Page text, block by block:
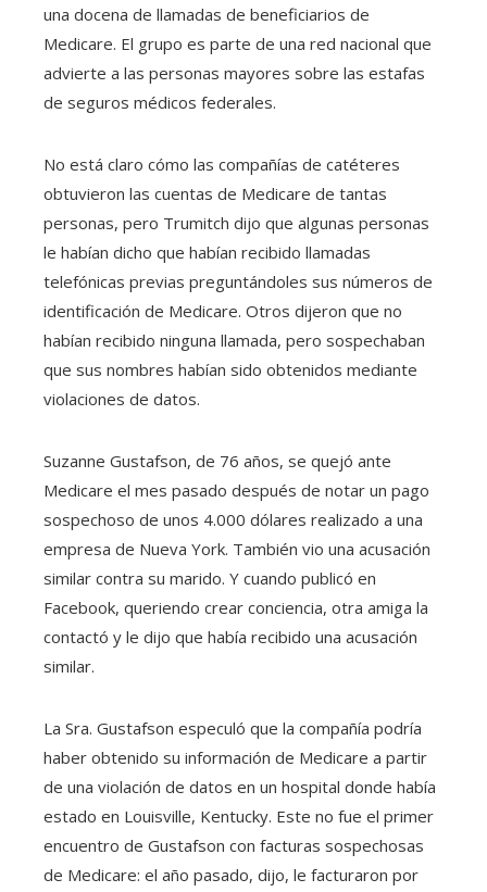
una docena de llamadas de beneficiarios de
Medicare. El grupo es parte de una red nacional que
advierte a las personas mayores sobre las estafas
de seguros médicos federales.
No está claro cómo las compañías de catéteres
obtuvieron las cuentas de Medicare de tantas
personas, pero Trumitch dijo que algunas personas
le habían dicho que habían recibido llamadas
telefónicas previas preguntándoles sus números de
identificación de Medicare. Otros dijeron que no
habían recibido ninguna llamada, pero sospechaban
que sus nombres habían sido obtenidos mediante
violaciones de datos.
Suzanne Gustafson, de 76 años, se quejó ante
Medicare el mes pasado después de notar un pago
sospechoso de unos 4.000 dólares realizado a una
empresa de Nueva York. También vio una acusación
similar contra su marido. Y cuando publicó en
Facebook, queriendo crear conciencia, otra amiga la
contactó y le dijo que había recibido una acusación
similar.
La Sra. Gustafson especuló que la compañía podría
haber obtenido su información de Medicare a partir
de una violación de datos en un hospital donde había
estado en Louisville, Kentucky. Este no fue el primer
encuentro de Gustafson con facturas sospechosas
de Medicare: el año pasado, dijo, le facturaron por